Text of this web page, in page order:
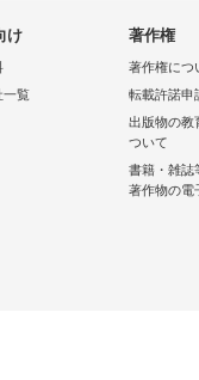
け
一覧
著作権
著作権につ
転載許諾申
出版物の教
ついて
書籍・雑誌
著作物の電